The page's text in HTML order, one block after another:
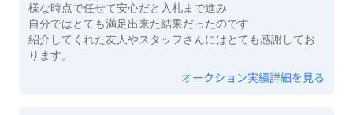
様な時点で任せて安心だと入札まで進み
自分ではとても満足出来た結果だったのです
紹介してくれた友人やスタッフさんにはとても感謝してお
ります。
オークション実績詳細を見る